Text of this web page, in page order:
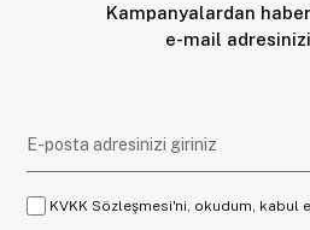
Kampanyalardan
e-mail adresinizi
KVKK Sözleşmesi'ni, okudum, kabul